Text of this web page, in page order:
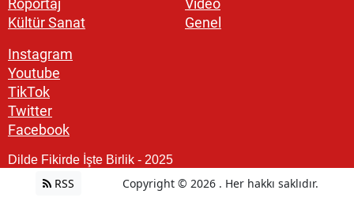
Röportaj
Kültür Sanat
Video
Genel
Instagram
Youtube
TikTok
Twitter
Facebook
Dilde Fikirde İşte Birlik - 2025
RSS Copyright © 2026 . Her hakkı saklıdır.